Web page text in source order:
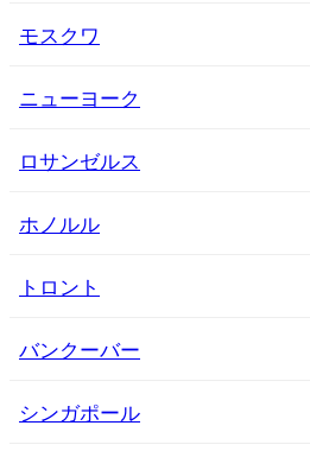
モスクワ
ニューヨーク
ロサンゼルス
ホノルル
トロント
バンクーバー
シンガポール